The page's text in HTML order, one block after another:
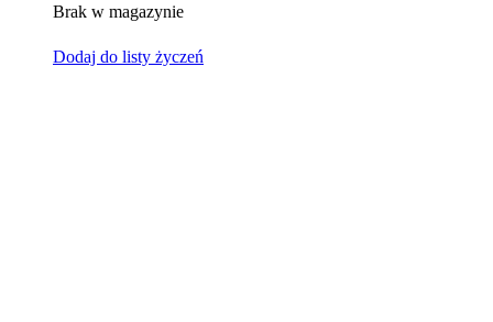
Brak w magazynie
Dodaj do listy życzeń